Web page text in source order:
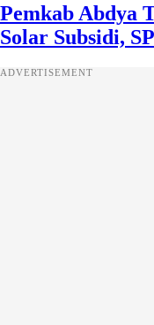
Pemkab Abdya
Solar Subsidi,
ADVERTISEMENT